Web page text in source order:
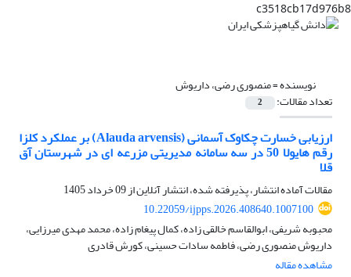
c3518cb17d976b8
نویسنده =منصوری رضی، داریوش
تعداد مقالات: 2
ارزیابی خسارت چکاوک آسمانی (Alauda arvensis) بر عملکرد کلزا
رقم هایولا 50 در سه سامانه مدیریتی مزرعه‌ ای در شهرستان آق
قلا
مقالات آماده انتشار، پذیرفته شده، انتشار آنلاین از09 خرداد 1405
10.22059/ijpps.2026.408640.1007100
محبوبه شریفی، ابوالقاسم خالقی زاده، کمال پیغام زاده، محمد مهدی میرزایی،
داریوش منصوری رضی، فاطمه سادات حسینی، کورش قادری
مشاهده مقاله